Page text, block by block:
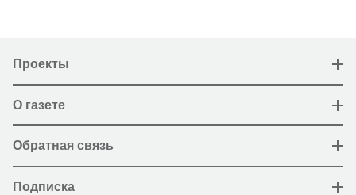
Проекты
О газете
Обратная связь
Подписка